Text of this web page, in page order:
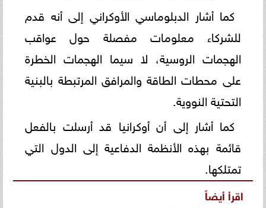
كما أشار الدبلوماسي الأوكراني إلى أنه قدم
للشركاء معلومات مفصلة حول عواقب
الهجمات الروسية، لا سيما الهجمات الخطرة
على محطات الطاقة والمرافق المرتبطة بالبنية
التحتية النووية.
كما أشار إلى أن أوكرانيا قد أرسلت بالفعل
قائمة بهذه الأنظمة الدفاعية إلى الدول التي
تمتلكها.
اقرأ أيضاً